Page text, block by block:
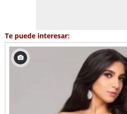
Te puede interesar: